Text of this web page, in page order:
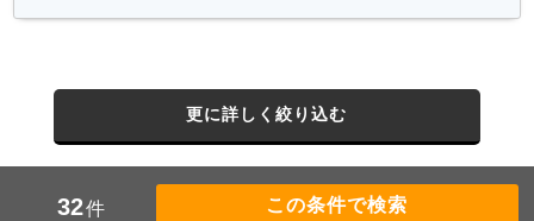
更に詳しく絞り込む
32件